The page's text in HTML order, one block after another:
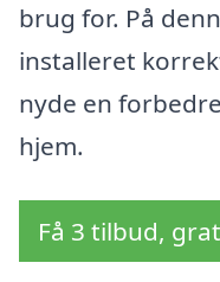
brug for. På
installeret
nyde en
hjem.
Få 3 tilbud,